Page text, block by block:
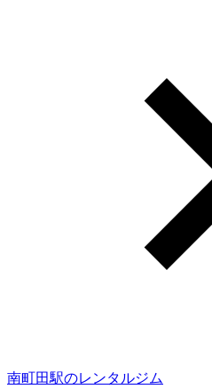
南町田駅のレンタルジム